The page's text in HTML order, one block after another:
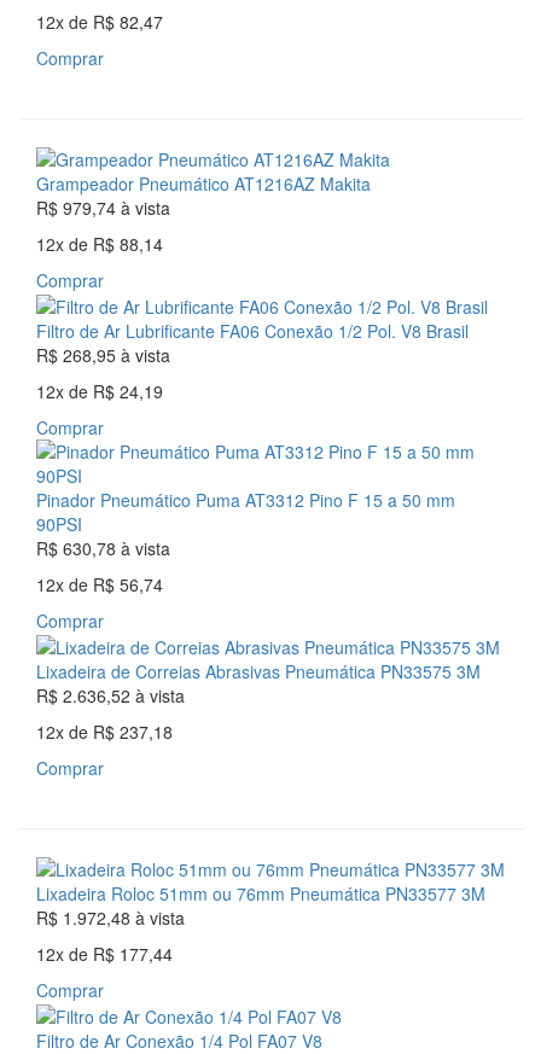
12x de R$ 82,47
Comprar
Grampeador Pneumático AT1216AZ Makita
R$ 979,74 à vista
12x de R$ 88,14
Comprar
Filtro de Ar Lubrificante FA06 Conexão 1/2 Pol. V8 Brasil
R$ 268,95 à vista
12x de R$ 24,19
Comprar
Pinador Pneumático Puma AT3312 Pino F 15 a 50 mm
90PSI
R$ 630,78 à vista
12x de R$ 56,74
Comprar
Lixadeira de Correias Abrasivas Pneumática PN33575 3M
R$ 2.636,52 à vista
12x de R$ 237,18
Comprar
Lixadeira Roloc 51mm ou 76mm Pneumática PN33577 3M
R$ 1.972,48 à vista
12x de R$ 177,44
Comprar
Filtro de Ar Conexão 1/4 Pol FA07 V8